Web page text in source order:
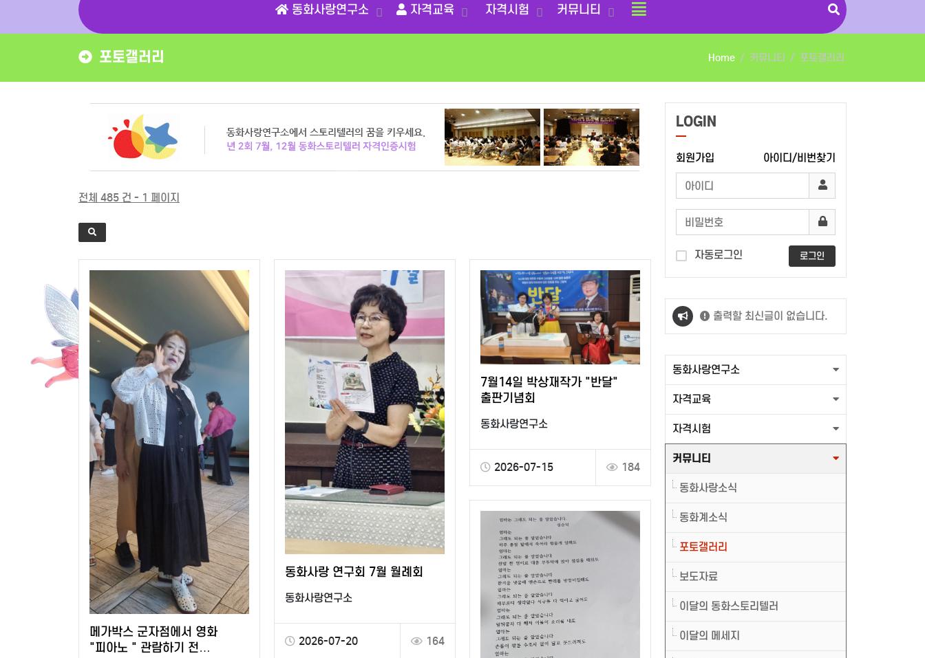
동화사랑연구소 자격교육 자격시험 커뮤니티
포토갤러리 Home 커뮤니티 포토갤러리
전체 485 건 - 1 페이지
메가박스 군자점에서 영화
"피아노 " 관람하기 전
동화사랑 연구회 7월 월례회
동화사랑연구소
2026-07-20 164
7월14일 박상재작가 "반달"
출판기념회
동화사랑연구소
2026-07-15 184
LOGIN
회원가입 아이디/비번찾기
자동로그인 로그인
출력할 최신글이 없습니다.
동화사랑연구소
자격교육
자격시험
커뮤니티
동화사랑소식
동화계소식
포토갤러리
보도자료
이달의 동화스토리텔러
이달의 메세지